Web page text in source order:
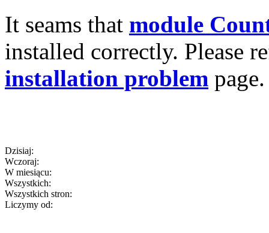
It seams that module
installed correctly. Please
installation problem page.
Dzisiaj:
Wczoraj:
W miesiącu:
Wszystkich:
Wszystkich stron:
Liczymy od: